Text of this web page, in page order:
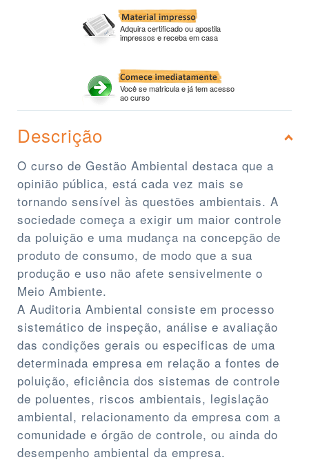
Adquira certificado ou apostila
impressos e receba em casa
Você se matricula e já tem acesso
ao curso
Descrição
O curso de Gestão Ambiental destaca que a
opinião pública, está cada vez mais se
tornando sensível às questões ambientais. A
sociedade começa a exigir um maior controle
da poluição e uma mudança na concepção de
produto de consumo, de modo que a sua
produção e uso não afete sensivelmente o
Meio Ambiente.
A Auditoria Ambiental consiste em processo
sistemático de inspeção, análise e avaliação
das condições gerais ou especificas de uma
determinada empresa em relação a fontes de
poluição, eficiência dos sistemas de controle
de poluentes, riscos ambientais, legislação
ambiental, relacionamento da empresa com a
comunidade e órgão de controle, ou ainda do
desempenho ambiental da empresa.